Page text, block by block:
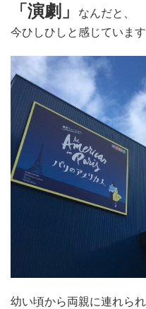
「演劇」
なんだと、
今ひしひしと感じています
幼い頃から両親に連れら